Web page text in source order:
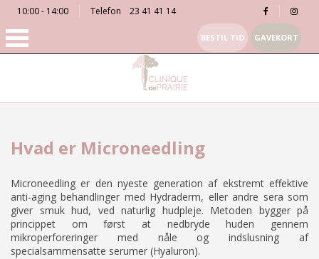
10:00 - 14:00 Telefon 23 41 41 14
BESTIL TID GAVEKORT
Hvad er Microneedling
Microneedling er den nyeste generation af ekstremt effektive
anti-aging behandlinger med Hydraderm, eller andre sera som
giver smuk hud, ved naturlig hudpleje. Metoden bygger på
princippet om først at nedbryde huden gennem
mikroperforeringer med nåle og indslusning af
specialsammensatte serumer (Hyaluron).